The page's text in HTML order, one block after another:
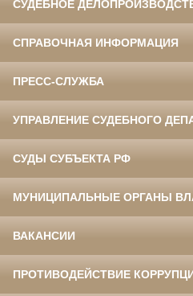
СУДЕБНОЕ
СПРАВОЧНАЯ ИНФОРМАЦИЯ
ПРЕСС-СЛУЖБА
УПРАВЛЕНИЕ СУДЕБНОГО
СУДЫ СУБЪЕКТА РФ
МУНИЦИПАЛЬНЫЕ ОРГАНЫ
ВАКАНСИИ
ПРОТИВОДЕЙСТВИЕ